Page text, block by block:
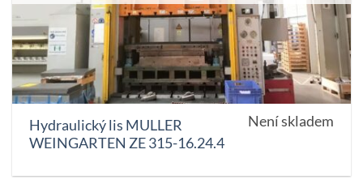
Hydraulický lis MULLER
WEINGARTEN ZE 315-16.24.4
Není skladem